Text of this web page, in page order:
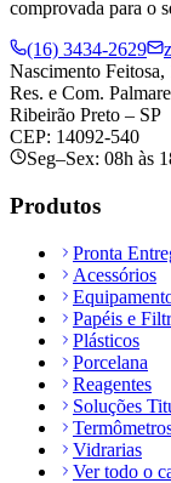
comprovada para o
(16) 3434-2629
Nascimento Feitosa,
Res. e Com.
Ribeirão Preto – SP
CEP: 14092-540
Seg–Sex: 08h às
Produtos
Pronta
Acessórios
Papéis e
Plásticos
Porcelana
Reagentes
Soluções
Vidrarias
Ver todo o